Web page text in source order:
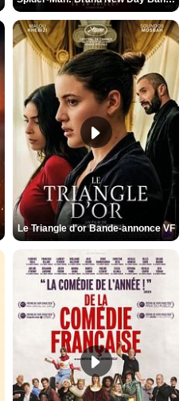
Le Triangle d'or Bande-annonce VF